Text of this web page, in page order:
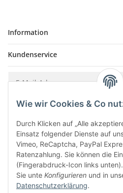
Information
Kundenservice
Bitte senden Sie mir entsprechend Ihrer
Wie wir Cookies & Co
Durch Klicken auf „Alle
Einsatz folgender Dienste auf
Vimeo, ReCaptcha, PayPal
Ratenzahlung. Sie können die
(Fingerabdruck-Icon links
Sie unte Konfigurieren und in
Datenschutzerklärung.